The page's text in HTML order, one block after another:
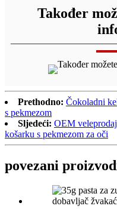
Također
Prethodno: Čokoladni
s pekmezom
Sljedeći: OEM
košarku s pekmezom za oči
povezani